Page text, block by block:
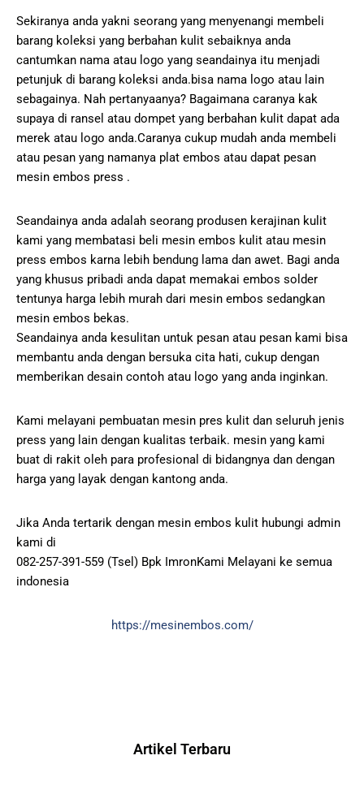
Sekiranya anda yakni seorang yang menyenangi membeli
barang koleksi yang berbahan kulit sebaiknya anda
cantumkan nama atau logo yang seandainya itu menjadi
petunjuk di barang koleksi anda.bisa nama logo atau lain
sebagainya. Nah pertanyaanya? Bagaimana caranya kak
supaya di ransel atau dompet yang berbahan kulit dapat ada
merek atau logo anda.Caranya cukup mudah anda membeli
atau pesan yang namanya plat embos atau dapat pesan
mesin embos press .
Seandainya anda adalah seorang produsen kerajinan kulit
kami yang membatasi beli mesin embos kulit atau mesin
press embos karna lebih bendung lama dan awet. Bagi anda
yang khusus pribadi anda dapat memakai embos solder
tentunya harga lebih murah dari mesin embos sedangkan
mesin embos bekas.
Seandainya anda kesulitan untuk pesan atau pesan kami bisa
membantu anda dengan bersuka cita hati, cukup dengan
memberikan desain contoh atau logo yang anda inginkan.
Kami melayani pembuatan mesin pres kulit dan seluruh jenis
press yang lain dengan kualitas terbaik. mesin yang kami
buat di rakit oleh para profesional di bidangnya dan dengan
harga yang layak dengan kantong anda.
Jika Anda tertarik dengan mesin embos kulit hubungi admin
kami di
082-257-391-559 (Tsel) Bpk ImronKami Melayani ke semua
indonesia
https://mesinembos.com/
Artikel Terbaru